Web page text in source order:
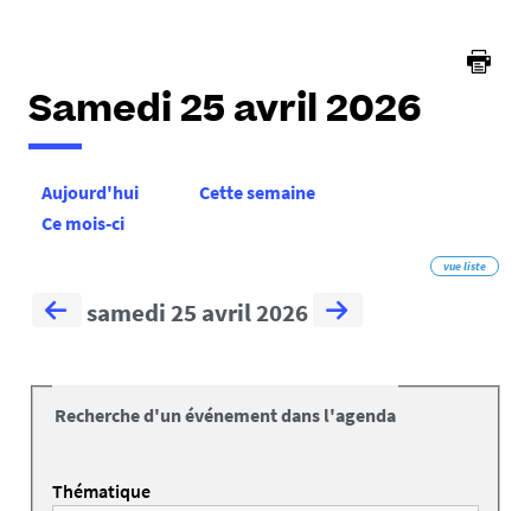
Samedi 25 avril 2026
Aujourd'hui
Cette semaine
Ce mois-ci
vue liste
samedi 25 avril 2026
Recherche d'un événement dans l'agenda
Thématique